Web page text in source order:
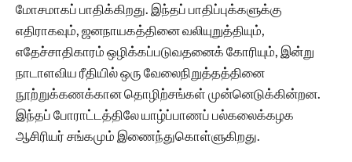
மோசமாகப் பாதிக்கிறது. இந்தப் பாதிப்புக்களுக்கு
எதிராகவும், ஜனநாயகத்தினை வலியுறுத்தியும்,
எதேச்சாதிகாரம் ஒழிக்கப்படுவதனைக் கோரியும், இன்று
நாடாளவிய ரீதியில் ஒரு வேலைநிறுத்தத்தினை
நூற்றுக்கணக்கான‌ தொழிற்சங்கள் முன்னெடுக்கின்றன.
இந்தப் போராட்டத்திலே யாழ்ப்பாணப் பல்கலைக்கழக
ஆசிரியர் சங்கமும் இணைந்துகொள்ளுகிறது.